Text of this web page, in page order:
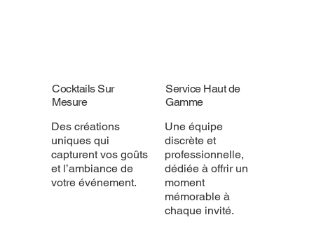
Cocktails Sur
Mesure
Des créations
uniques qui
capturent vos goûts
et l’ambiance de
votre événement.
Service Haut de
Gamme
Une équipe
discrète et
professionnelle,
dédiée à offrir un
moment
mémorable à
chaque invité.